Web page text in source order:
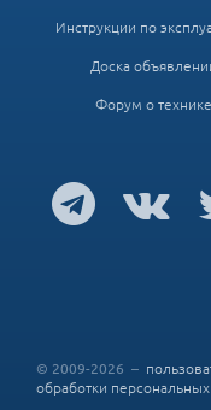
Инструкции по
Доска
Форум о технике
© 2009-2026 –
обработки